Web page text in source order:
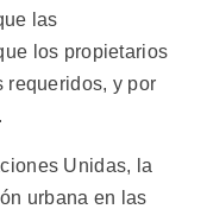
las
los propietarios
requeridos, y por
Unidas, la
urbana en las